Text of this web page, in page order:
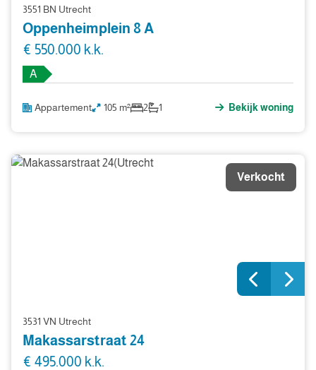
3551 BN Utrecht
Oppenheimplein 8 A
€ 550.000 k.k.
A
Appartement 105 m² 2 1 Bekijk woning
Verkocht
3531 VN Utrecht
Makassarstraat 24
€ 495.000 k.k.